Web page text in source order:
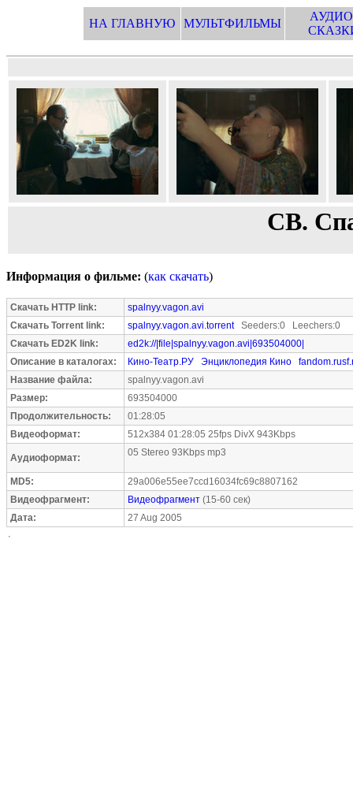
НА ГЛАВНУЮ МУЛЬТФИЛЬМЫ
СВ.
Информация о фильме: (как скачать)
Скачать HTTP link:
spalnyy.vagon.avi
Скачать Torrent link:
spalnyy.vagon.avi.torrentSeeders:0 Leechers:0
Скачать ED2K link:
ed2k://|file|spalnyy.vagon.avi|693504000|
Описание в каталогах:
Кино-Театр.РУ Энциклопедия Кино
Название файла:
spalnyy.vagon.avi
Размер:
693504000
Продолжительность:
01:28:05
Видеоформат:
512x384 01:28:05 25fps DivX 943Kbps
Аудиоформат: 05 Stereo 93Kbps mp3
MD5:
29a006e55ee7ccd16034fc69c8807162
Видеофрагмент:
Видеофрагмент (15-60 сек)
Дата:
27 Aug 2005